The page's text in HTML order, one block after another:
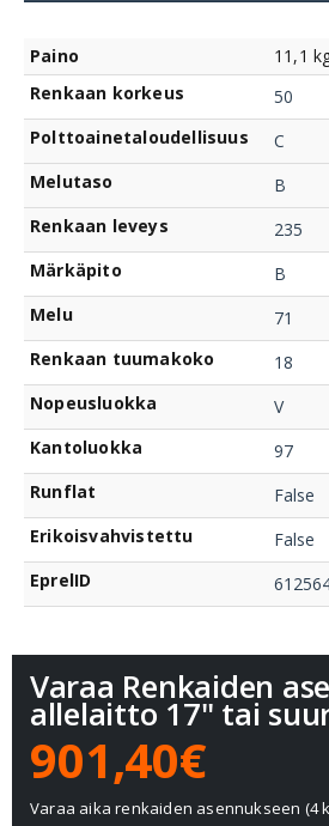
Paino
11,1
Renkaan korkeus
50
Polttoainetaloudellisuus
C
Melutaso
B
Renkaan leveys
235
Märkäpito
B
Melu
71
Renkaan tuumakoko
18
Nopeusluokka
V
Kantoluokka
97
Runflat
False
Erikoisvahvistettu
False
EprelID
Varaa Renkaiden
allelaitto 17" tai
901,40€
Varaa aika renkaiden asennukseen (4